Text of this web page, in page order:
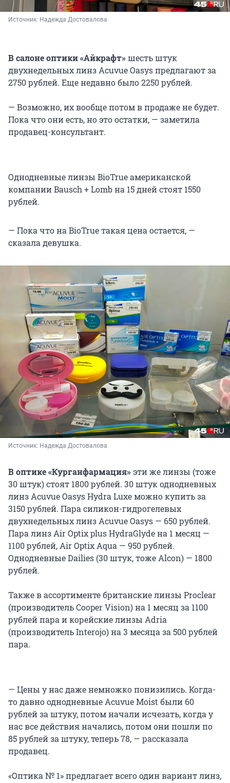
Источник: Надежда Достовалова
В салоне оптики «Айкрафт»шесть штук
двухнедельных линз Acuvue Oasys предлагают за
2750 рублей. Еще недавно было 2250 рублей.
— Возможно, их вообще потом в продаже не будет.
Пока что они есть, но это остатки, — заметила
продавец-консультант.
Однодневные линзы BioTrue американской
компании Bausch + Lomb на 15 дней стоят 1550
рублей.
— Пока что на BioTrue такая цена остается, —
сказала девушка.
Источник: Надежда Достовалова
В оптике «Курганфармация»эти же линзы (тоже
30 штук) стоят 1800 рублей. 30 штук однодневных
линз Acuvue Oasys Hydra Luxe можно купить за
3150 рублей. Пара силикон-гидрогелевых
двухнедельных линз Acuvue Oasys — 650 рублей.
Пара линз Air Optix plus HydraGlyde на 1 месяц —
1100 рублей, Air Optix Aqua — 950 рублей.
Однодневные Dailies (30 штук, тоже Alcon) — 1800
рублей.
Также в ассортименте британские линзы Proclear
(производитель Cooper Vision) на 1 месяц за 1100
рублей пара и корейские линзы Adria
(производитель Interojo) на 3 месяца за 500 рублей
пара.
— Цены у нас даже немножко понизились. Когда-
то давно однодневные Acuvue Moist были 60
рублей за штуку, потом начали исчезать, когда у
нас все действия начались, потом они пошли по
85 рублей за штуку, теперь 78, — рассказала
продавец.
«Оптика № 1» предлагает всего один вариант линз,